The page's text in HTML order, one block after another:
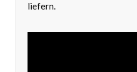
liefern.